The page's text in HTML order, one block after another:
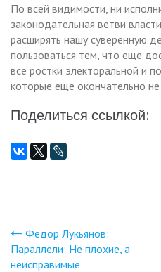
По всей видимости, ни
законодательная ветви
расширять нашу суверенную
пользоваться тем, что еще
все ростки электоральной и
которые еще окончательно не
Поделиться ссылкой:
Навигация
Федор Лукьянов:
Параллели: Не плохие, а
неисправимые